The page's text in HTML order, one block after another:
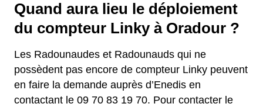
Quand aura lieu le déploiement
du compteur Linky à Oradour ?
Les Radounaudes et Radounauds qui ne
possèdent pas encore de compteur Linky peuvent
en faire la demande auprès d’Enedis en
contactant le 09 70 83 19 70. Pour contacter le